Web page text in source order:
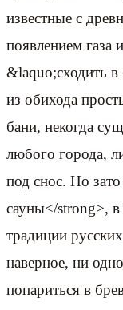
известные с
появлением газа
&laquo;сходить в
из обихода
бани, некогда
любого города,
под снос. Но
сауны</strong>,
традиции
наверное, ни
попариться в